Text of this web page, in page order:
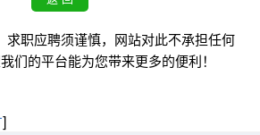
求职应聘须谨慎，网站对此不承担任何
们的平台能为您带来更多的便利！
]